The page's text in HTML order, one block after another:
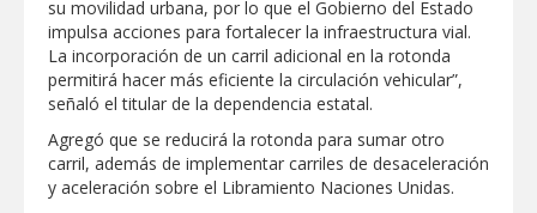
AVANZAN TRABAJOS DE
MODERNIZACIÓN EN AVENIDA
REFORMA; GOBIERNO MUNICIPAL
MANTIENE EL RITMO DE LAS OBRAS
PRIORITARIAS
Atendió Protección Civil de Reynosa
reportes ante lluvias
Realiza Gobierno de Reynosa programa
Acción y Conciencia en Campestre e
su movilidad urbana, por lo que el Gobierno del Estado
impulsa acciones para fortalecer la infraestructura vial.
La incorporación de un carril adicional en la rotonda
permitirá hacer más eficiente la circulación vehicular”,
señaló el titular de la dependencia estatal.
Agregó que se reducirá la rotonda para sumar otro
carril, además de implementar carriles de desaceleración
y aceleración sobre el Libramiento Naciones Unidas.